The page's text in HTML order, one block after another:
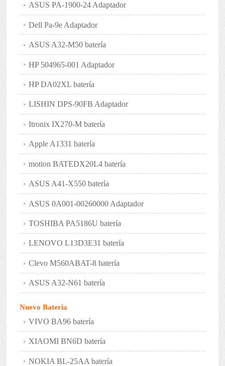
ASUS PA-1900-24 Adaptador
Dell Pa-9e Adaptador
ASUS A32-M50 batería
HP 504965-001 Adaptador
HP DA02XL batería
LISHIN DPS-90FB Adaptador
Itronix IX270-M batería
Apple A1331 batería
motion BATEDX20L4 batería
ASUS A41-X550 batería
ASUS 0A001-00260000 Adaptador
TOSHIBA PA5186U batería
LENOVO L13D3E31 batería
Clevo M560ABAT-8 batería
ASUS A32-N61 batería
Nuevo Bateria
VIVO BA96 batería
XIAOMI BN6D batería
NOKIA BL-25AA batería